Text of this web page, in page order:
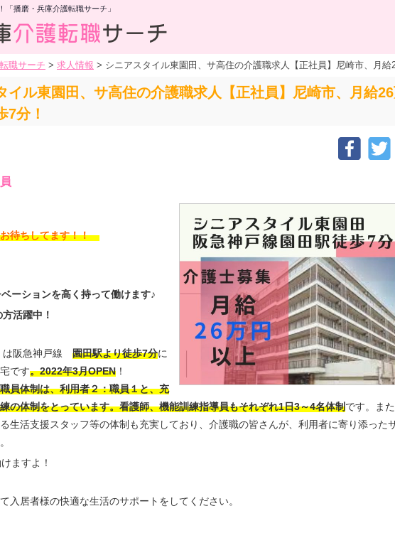
播磨・兵庫介護転職サーチ」
職サーチ > 求人情報 > シニアスタイル東園田、サ高住の介護職求人【正社員】尼崎市、月
イル東園田、サ高住の介護職求人【正社員】尼崎市、月給
7分！
お待ちしてます！！
ーションを高く持って働けます♪
活躍中！
は阪急神戸線 園田駅より徒歩7分に
です。2022年3月OPEN ！
職員体制は、利用者２：職員１と、充
の体制をとっています。看護師、機能訓練指導員もそれぞれ1日3～4名体制です。ま
生活支援スタッフ等の体制も充実しており、介護職の皆さんが、利用者に寄り添った
ますよ！
入居者様の快適な生活のサポートをしてください。